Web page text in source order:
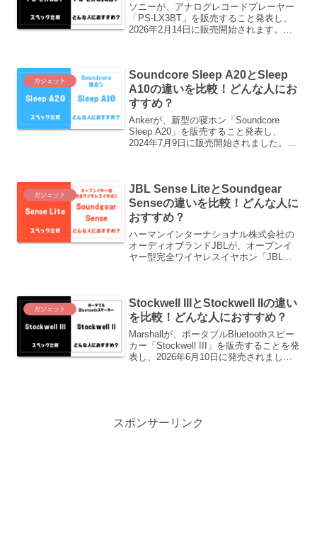
ソニーが、アナログレコードプレーヤー
「PS-LX3BT」を販売すること発表し、
2026年2月14日に販売開始されます。先
LX310BT」の違いをご紹介します。
ガジェット
Soundcore Sleep A20とSleep
A10の違いを比較！どんな人にお
すすめ？
Ankerが、新型の寝ホン「Soundcore
Sleep A20」を販売すること発表し、
2024年7月9日に販売開始されました。先
ガジェット
JBL Sense LiteとSoundgear
Senseの違いを比較！どんな人に
おすすめ？
ハーマンインターナショナル株式会社の
オーディオブランドJBLが、オープンイ
ヤー型完全ワイヤレスイヤホン「JBL
10月発売なので、約1年8か月ぶりの新型
になります。この記事では、「JBL
Sense Lite」と先代の「JBL Soundgear
Sense」の違いをご紹介します。
ガジェット
Stockwell IIIとStockwell IIの違い
を比較！どんな人におすすめ？
Marshallが、ポータブルBluetoothスピー
カー「Stockwell III」を販売することを発
表し、2026年6月10日に発売されまし
スポンサーリンク